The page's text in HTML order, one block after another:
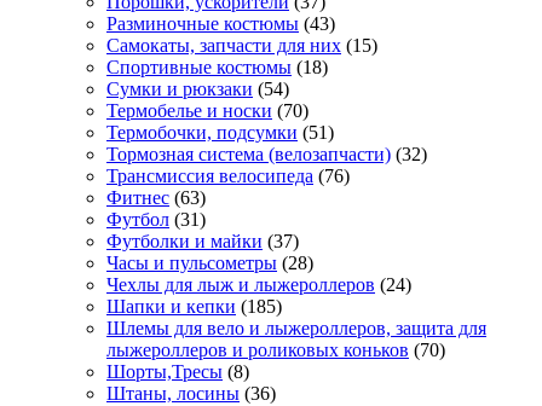
Разминочные костюмы (43)
Самокаты, запчасти для них (15)
Спортивные костюмы (18)
Сумки и рюкзаки (54)
Термобелье и носки (70)
Термобочки, подсумки (51)
Тормозная система (велозапчасти) (32)
Трансмиссия велосипеда (76)
Фитнес (63)
Футбол (31)
Футболки и майки (37)
Часы и пульсометры (28)
Чехлы для лыж и лыжероллеров (24)
Шапки и кепки (185)
Шлемы для вело и лыжероллеров, защита для
лыжероллеров и роликовых коньков (70)
Шорты,Тресы (8)
Штаны, лосины (36)